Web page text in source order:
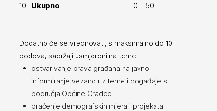
10. Ukupno 0 – 50
Dodatno će se vrednovati, s maksimalno do 10
bodova, sadržaji usmjereni na teme:
ostvarivanje prava građana na javno
informiranje vezano uz teme i događaje s
područja Općine Gradec
praćenje demografskih mjera i projekata